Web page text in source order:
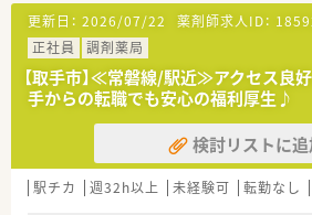
更新日： 2026/07/22 薬剤師求人ID：
正社員
調剤薬局
【取手市】≪常磐線/駅近≫アクセス良
手からの転職でも安心の福利厚生♪
検討リストに追
駅チカ 週32h以上 未経験可 転勤なし